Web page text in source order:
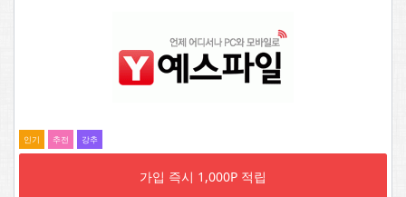
인기 추전 강추
가입 즉시 1,000P 적립